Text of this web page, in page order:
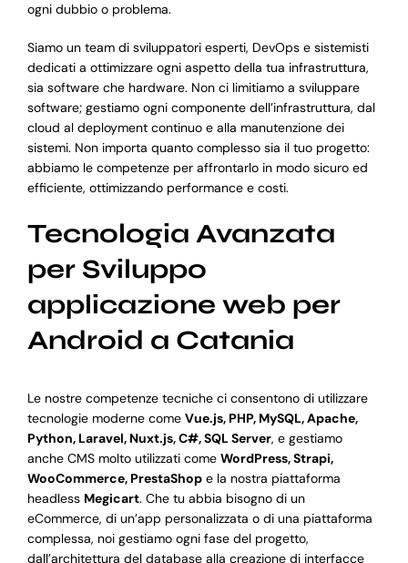
ogni dubbio o problema.
Siamo un team di sviluppatori esperti, DevOps e sistemisti
dedicati a ottimizzare ogni aspetto della tua infrastruttura,
sia software che hardware. Non ci limitiamo a sviluppare
software; gestiamo ogni componente dell’infrastruttura, dal
cloud al deployment continuo e alla manutenzione dei
sistemi. Non importa quanto complesso sia il tuo progetto:
abbiamo le competenze per affrontarlo in modo sicuro ed
efficiente, ottimizzando performance e costi.
Tecnologia Avanzata
per Sviluppo
applicazione web per
Android a Catania
Le nostre competenze tecniche ci consentono di utilizzare
tecnologie moderne come Vue.js, PHP, MySQL, Apache,
Python, Laravel, Nuxt.js, C#, SQL Server, e gestiamo
anche CMS molto utilizzati come WordPress, Strapi,
WooCommerce, PrestaShope la nostra piattaforma
headless Megicart. Che tu abbia bisogno di un
eCommerce, di un’app personalizzata o di una piattaforma
complessa, noi gestiamo ogni fase del progetto,
dall’architettura del database alla creazione di interfacce